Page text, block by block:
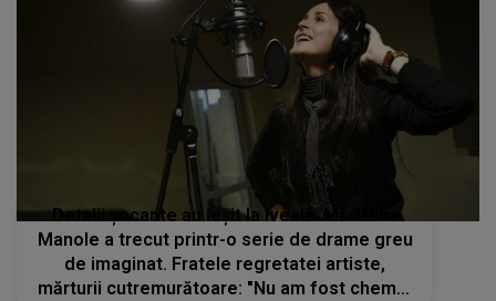
Detalii șocante au ieșit la iveală. Mădălina
Manole a trecut printr-o serie de drame greu
de imaginat. Fratele regretatei artiste,
mărturii cutremurătoare: "Nu am fost chemat